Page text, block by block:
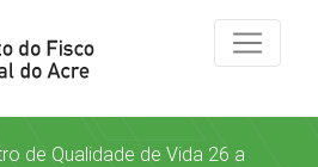
de Qualidade de Vida 26 a